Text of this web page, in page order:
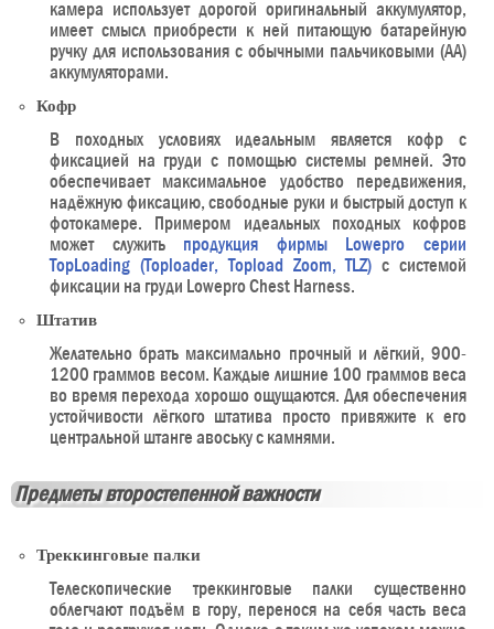
камера использует дорогой оригинальный аккумулятор,
имеет смысл приобрести к ней питающую батарейную
ручку для использования с обычными пальчиковыми (АА)
аккумуляторами.
Кофр
В походных условиях идеальным является кофр с
фиксацией на груди с помощью системы ремней. Это
обеспечивает максимальное удобство передвижения,
надёжную фиксацию, свободные руки и быстрый доступ к
фотокамере. Примером идеальных походных кофров
может служить продукция фирмы Lowepro серии
TopLoading (Toploader, Topload Zoom, TLZ) с системой
фиксации на груди Lowepro Chest Harness.
Штатив
Желательно брать максимально прочный и лёгкий, 900-
1200 граммов весом. Каждые лишние 100 граммов веса
во время перехода хорошо ощущаются. Для обеспечения
устойчивости лёгкого штатива просто привяжите к его
центральной штанге авоську с камнями.
Предметы второстепенной важности
Треккинговые палки
Телескопические треккинговые палки существенно
облегчают подъём в гору, перенося на себя часть веса